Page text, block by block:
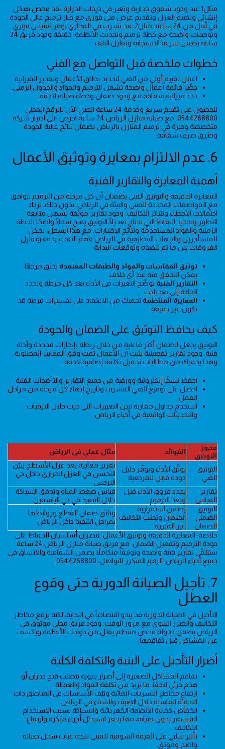
مثال1 عند وجود شقوق جدارية وتغير في درجات الحرارة نفذ فحص هيكل
إنشائي وتقييم العزل وتقديم عرض فني فوري مع خيار ترميم عالي الجودة
في أقل من 24 ساعة. مثال2 عند تسرب في المجاري نوفر تفتيش فوري
وتوصيات واضحة مع خطة ترميم وتحديث الأنظمة. حقيقة وجود فريق 24
ساعة يضمن سرعة الاستجابة وتقليل التلف.
خطوات ملخصة قبل التواصل مع الفني
اعمل تقييم أولي من الفني لتحديد نطاق الأعمال وتقدير الميزانية.
حضّر قائمة أعمال واضحة تشمل الترميم والمواد والجدول الزمني.
حدد ميزانية شفافة مع وجود ضمان وخطة صيانة لاحقة.
للحصول على تقييم سريع وخدمة 24 ساعة اتصل الآن بالرقم المحلي
0544268800. مع صيانة منازل الرياض 24 ساعة احرص على اختيار شركة
متخصصة وخبرة في ترميم المنازل بالرياض لضمان نتائج عالية الجودة
وطرق صرف شفافة.
6. عدم الالتزام بمعايرة وتوثيق الأعمال
أهمية المعايرة والتقارير الفنية
المعايرة الدقيقة والتوثيق الفني يضمنان أن كل مرحلة من الترميم تتوافق
مع المواصفات المحددة للمبنى والبيئة في الرياض. بدون ذلك، تزداد
احتمالات الأخطاء وتتناثر التكاليف. وجود تقارير موثقة يسهل متابعة
التطور وتحديد النقاط التي تحتاج تعديلًا.التوثيق يمنح سجلًا واضحًا للخطة
الزمنية والمواد المستخدمة ونتائج الاختبارات. مع هذا السجل، يمكن
للمستأجرين والجهات التنظيمية في الرياض فهم التقدم بدقة وتقليل
الفروقات بين ما تم تنفيذه وتوقعات البداية.
توثيق المقاسات والمواد والطبقات المعتمدة يخلق مرجعًا
يمكن التحقق منه عند أي خلاف.
التقارير الفنية توضّح التغيرات في الأداء بعد كل مرحلة وتحدد
الحاجة إلى تعديلات.
المعايرة المنتظمة تحميك من الاعتماد على تفسيرات فردية قد
تكون غير دقيقة.
كيف يحافظ التوثيق على الضمان والجودة
التوثيق يجعل الضمان أكثر فاعلية من خلال ربطه بإنجازات محددة وأدلة
فنية. وجود تقارير تفصيلية يثبت أن الأعمال تمت وفق المعايير المطلوبة،
وهذا يحميك من مطالبات تحميل تكلفة إضافية لاحقة.
احفظ نسخًا إلكترونية وورقية من جميع التقارير والتأكيدات الفنية.
احصل على توقيع الفني المشرف وتاريخ إنهاء كل مرحلة من مراحل
العمل.
استخدم جداول مقارنة تبين التغييرات التي جرت خلال الترقيات
والتحديثات الواقعية في أحياء الرياض.
محور
التوثيق
الفوائد مثال عملي في الرياض
التوثيق
الفني
يوثّق الأداء ويوفّر دليل
جودة قابل للمرجعية
تقرير معايرة بعد عزل الأسطح يبيّن
التحسن في العزل الحراري داخل حي
النرجس
تقارير
القياس
يحدد فروق الأداء قبل
وبعد الترميم
قياس ضغط المياه وتدفق السباكة
خلال التنفيذ في حي الياسمين
التوثيق
الضمني
للضمان
يضمن استمرارية
الضمان وتجنب التكاليف
غير المبررة
وثائق ضمان القطع وروابطها
بمراحل التنفيذ داخل الرياض
خلاصة: المعايرة الدقيقة وتوثيق الأعمال عنصران أساسيان للحفاظ على
جودة الترميم وتفعيل الضمان. مع فريق صيانة منازل الرياض 24 ساعة،
ستتلقّى تقارير فنية واضحة وتوثيقاً متكاملاً يضمن الشفافية والاتساق في
جميع أحياء الرياض. الرقم المتكرر للتواصل: 0544268800.
7. تأجيل الصيانة الدورية حتى وقوع
العطل
التأجيل في الصيانة الدورية قد يبدو اقتصادياً في البداية، لكنه يرفع مخاطر
التكاليف والضرر البنيوي مع مرور الوقت. وجود فريق محلي موثوق في
الرياض يضمن جدولة فحص منتظم يقلل من حوادث الأنظمة ويكشف
عن المشاكل قبل تفاقمها.
أضرار التأجيل على البنية والتكلفة الكلية
تفاقم المشاكل الصغيرة إلى أضرار بنيوية تتطلب فتح جدران أو
هدم جزئي لاحقاً، ما يزيد من تكلفة المواد والعمالة.
ارتفاع مخاطر التسربات المائية وتلف الأساسات في المناطق ذات
التدفئة القاسية خلال الصيف والشتاء في الرياض.
انخفاض كفاءة الأنظمة الكهربائية والسباكة بسبب الاستخدام
المستمر بدون صيانة، مما يحفز استبدال أجزاء مبكرة وارتفاع
التكاليف.
تأثير سلبي على القيمة السوقية للمبنى نتيجة غياب سجل صيانة
واضح وموثق.